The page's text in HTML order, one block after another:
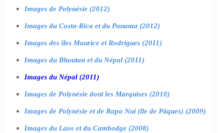
Images de Polynésie (2012)
Images du Costa-Rica et du Panama (2012)
Images des îles Maurice et Rodrigues (2011)
Images du Bhoutan et du Népal (2011)
Images du Népal (2011)
Images de Polynésie dont les Marquises (2010)
Images de Polynésie et de Rapa Nui (île de Pâques) (2009)
Images du Laos et du Cambodge (2008)